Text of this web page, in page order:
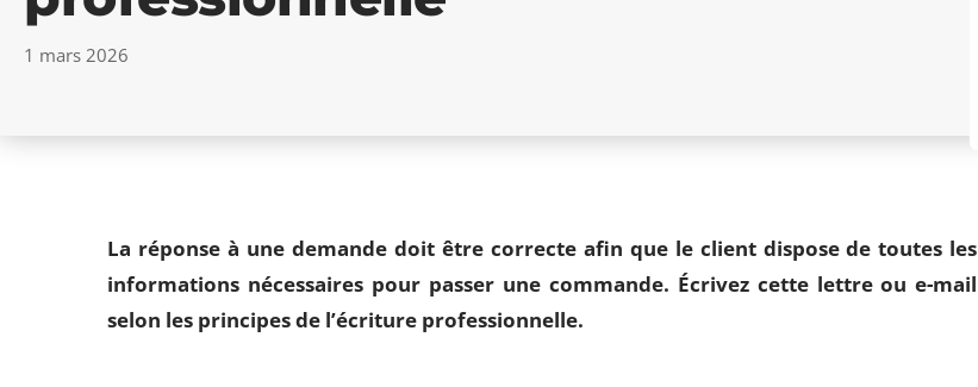
1 mars 2026
La réponse à une demande doit être correcte afin que le client dispose de toutes les
informations nécessaires pour passer une commande. Écrivez cette lettre ou e-mail
selon les principes de l’écriture professionnelle.